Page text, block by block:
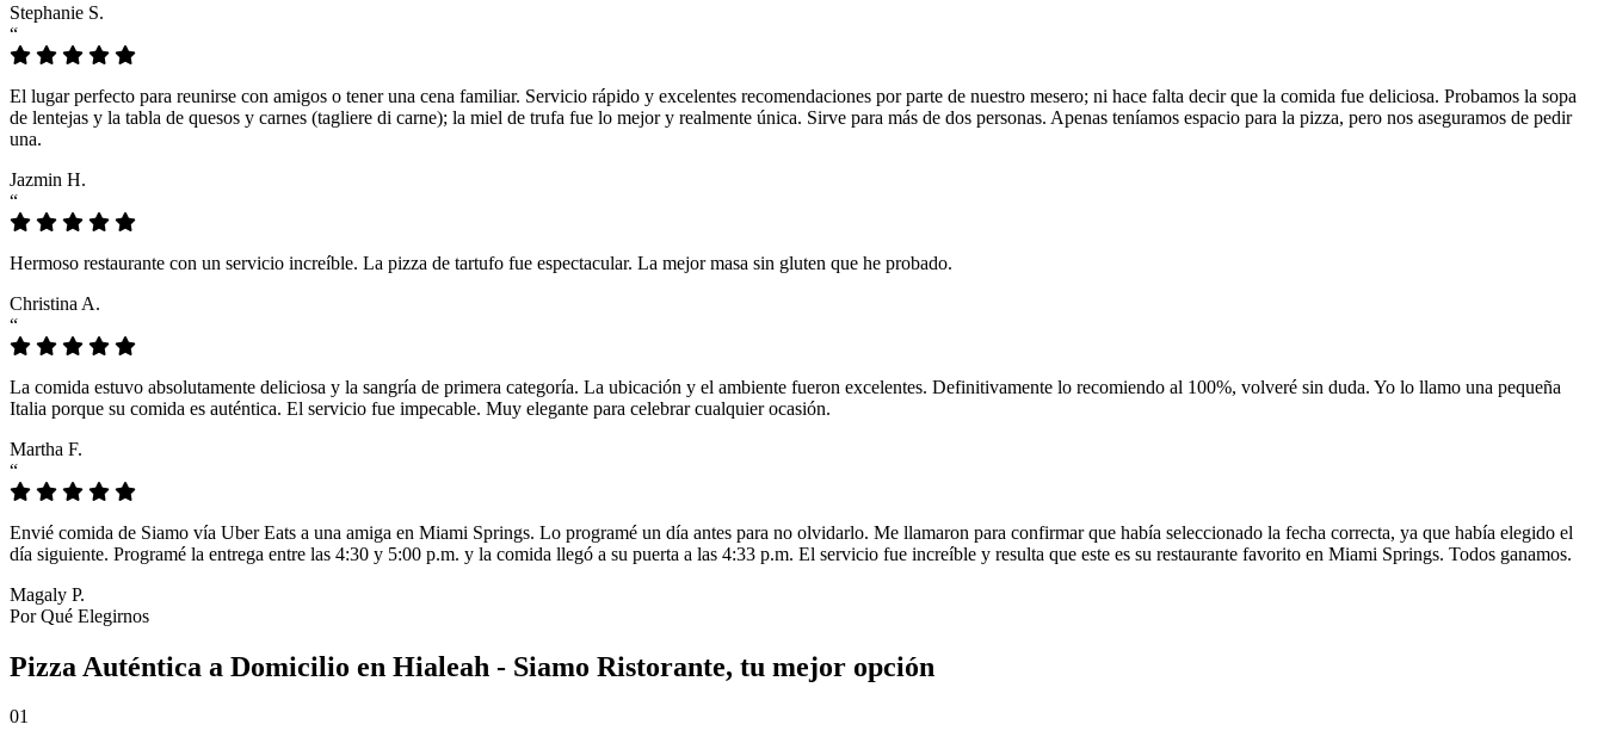
Stephanie S.
“
El lugar perfecto para reunirse con amigos o tener una cena familiar. Servicio rápido y excelentes recomendaciones por parte de nuestro mesero; ni hace falta decir que la comida fue deliciosa. Probamos la sopa
de lentejas y la tabla de quesos y carnes (tagliere di carne); la miel de trufa fue lo mejor y realmente única. Sirve para más de dos personas. Apenas teníamos espacio para la pizza, pero nos aseguramos de pedir
una.
Jazmin H.
“
Hermoso restaurante con un servicio increíble. La pizza de tartufo fue espectacular. La mejor masa sin gluten que he probado.
Christina A.
“
La comida estuvo absolutamente deliciosa y la sangría de primera categoría. La ubicación y el ambiente fueron excelentes. Definitivamente lo recomiendo al 100%, volveré sin duda. Yo lo llamo una pequeña
Italia porque su comida es auténtica. El servicio fue impecable. Muy elegante para celebrar cualquier ocasión.
Martha F.
“
Envié comida de Siamo vía Uber Eats a una amiga en Miami Springs. Lo programé un día antes para no olvidarlo. Me llamaron para confirmar que había seleccionado la fecha correcta, ya que había elegido el
día siguiente. Programé la entrega entre las 4:30 y 5:00 p.m. y la comida llegó a su puerta a las 4:33 p.m. El servicio fue increíble y resulta que este es su restaurante favorito en Miami Springs. Todos ganamos.
Magaly P.
Por Qué Elegirnos
Pizza Auténtica a Domicilio en Hialeah - Siamo Ristorante, tu mejor opción
01